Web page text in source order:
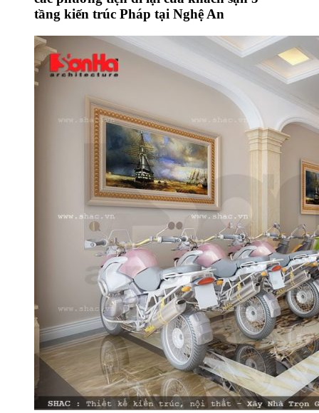
tầng kiến trúc Pháp tại Nghệ An